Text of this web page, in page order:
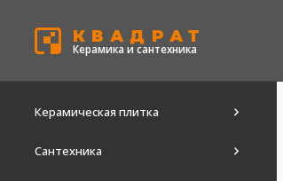
КВАДРАТ
Керамика и сантехника
Керамическая плитка
Сантехника